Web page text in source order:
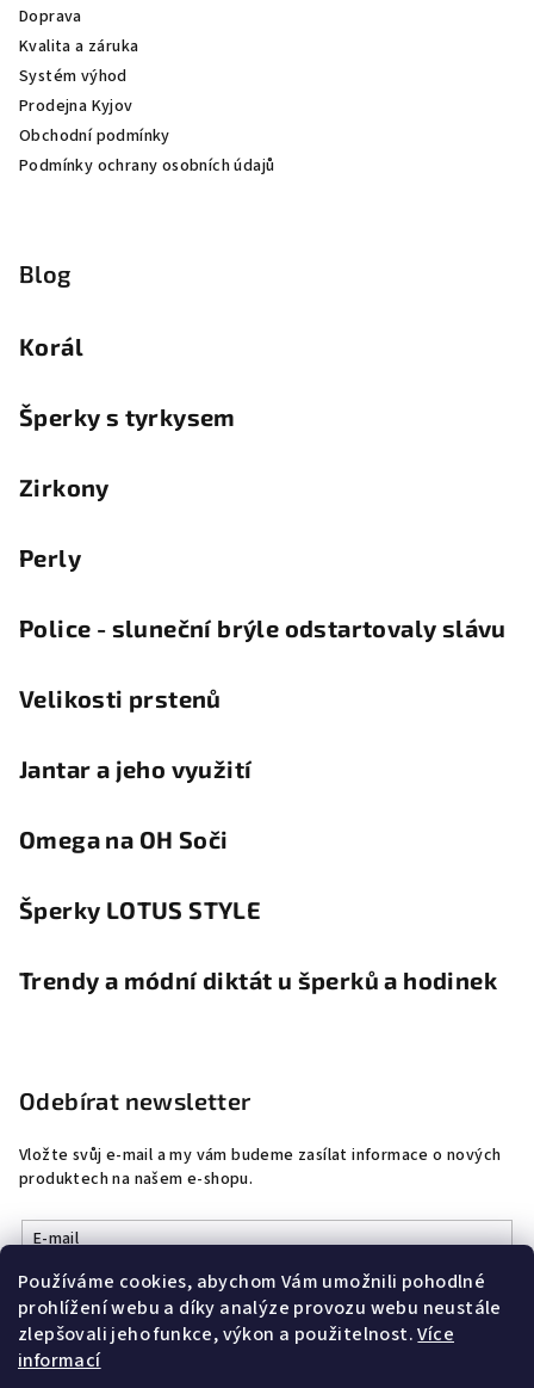
Používáme cookies, abychom Vám umožnili pohodlné
prohlížení webu a díky analýze provozu webu neustále
zlepšovali jeho funkce, výkon a použitelnost.Více
informací
Doprava
Kvalita a záruka
Systém výhod
Prodejna Kyjov
Obchodní podmínky
Podmínky ochrany osobních údajů
Blog
Korál
Šperky s tyrkysem
Zirkony
Perly
Police - sluneční brýle odstartovaly slávu
Velikosti prstenů
Jantar a jeho využití
Omega na OH Soči
Šperky LOTUS STYLE
Trendy a módní diktát u šperků a hodinek
Odebírat newsletter
Vložte svůj e-mail a my vám budeme zasílat informace o nových
produktech na našem e-shopu.
E-mail
Vložením e-mailu souhlasíte spodmínkami ochrany osobních
údajů